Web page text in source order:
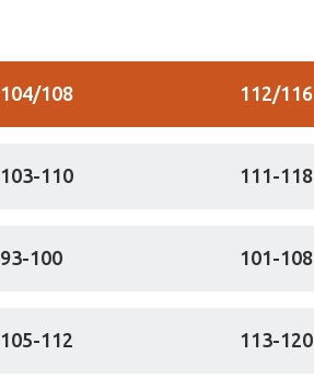
112/116
104/108
103-110 111-118
101-108
93-100
105-112 113-120